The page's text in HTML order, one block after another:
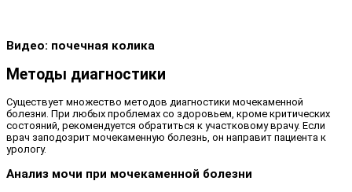
Видео: почечная колика
Методы диагностики
Существует множество методов диагностики мочекаменной
болезни. При любых проблемах со здоровьем, кроме критических
состояний, рекомендуется обратиться к участковому врачу. Если
врач заподозрит мочекаменную болезнь, он направит пациента к
урологу.
Анализ мочи при мочекаменной болезни